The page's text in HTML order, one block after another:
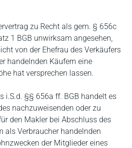
zu Recht als gem. § 656c
1 BGB unwirksam angesehen,
von der Ehefrau des Verkäufers
handelnden Käufern eine
hat versprechen lassen.
i.S.d. §§ 656a ff. BGB handelt es
nachzuweisenden oder zu
den Makler bei Abschluss des
als Verbraucher handelnden
der Mitglieder eines